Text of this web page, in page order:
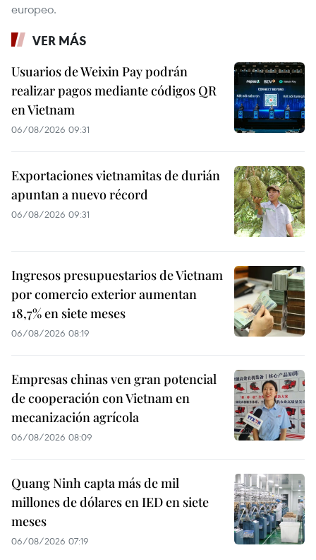
europeo.
VER MÁS
Usuarios de Weixin Pay podrán
realizar pagos mediante códigos QR
en Vietnam
06/08/2026 09:31
Exportaciones vietnamitas de durián
apuntan a nuevo récord
06/08/2026 09:31
Ingresos presupuestarios de Vietnam
por comercio exterior aumentan
18,7% en siete meses
06/08/2026 08:19
Empresas chinas ven gran potencial
de cooperación con Vietnam en
mecanización agrícola
06/08/2026 08:09
Quang Ninh capta más de mil
millones de dólares en IED en siete
meses
06/08/2026 07:19